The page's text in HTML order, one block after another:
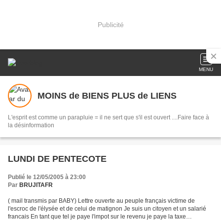
Publicité
MENU
MOINS de BIENS PLUS de LIENS
L'esprit est comme un parapluie = il ne sert que s'il est ouvert ....Faire face à
la désinformation
LUNDI DE PENTECOTE
Publié le 12/05/2005 à 23:00
Par BRUJITAFR
( mail transmis par BABY) Lettre ouverte au peuple français victime de
l'escroc de l'élysée et de celui de matignon Je suis un citoyen et un salarié
francais En tant que tel je paye l'impot sur le revenu je paye la taxe